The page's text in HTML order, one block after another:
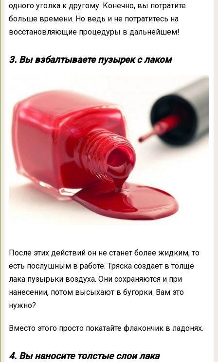
одного уголка к другому. Конечно, вы потратите
больше времени. Но ведь и не потратитесь на
восстановляющие процедуры в дальнейшем!
3. Вы взбалтываете пузырек с лаком
После этих действий он не станет более жидким, то
есть послушным в работе. Тряска создает в толще
лака пузырьки воздуха. Они сохраняются и при
нанесении, потом высыхают в бугорки. Вам это
нужно?
Вместо этого просто покатайте флакончик в ладонях.
4. Вы наносите толстые слои лака